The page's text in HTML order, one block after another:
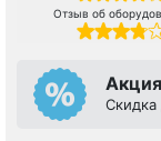
Отзыв об
Скидка